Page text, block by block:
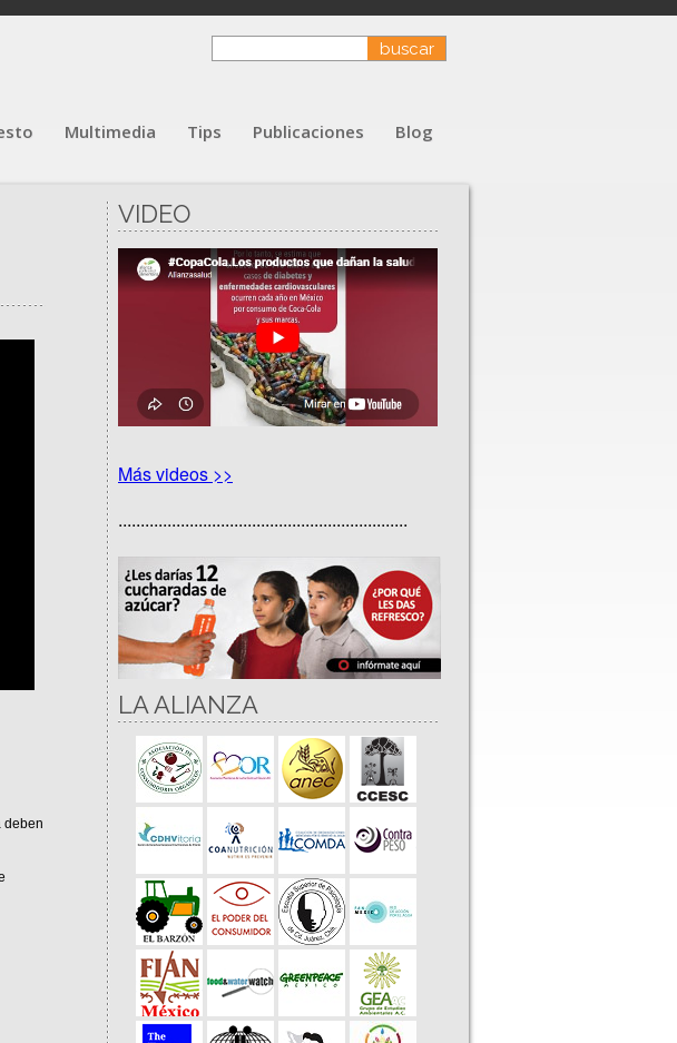
Multimedia Tips Publicaciones Blog
deben
VIDEO
Más videos >>
.................................................................
LA ALIANZA